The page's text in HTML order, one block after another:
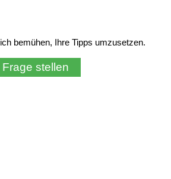
bemühen, Ihre Tipps umzusetzen.